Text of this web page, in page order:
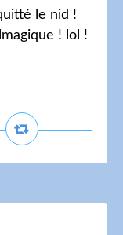
le nid !
! lol !